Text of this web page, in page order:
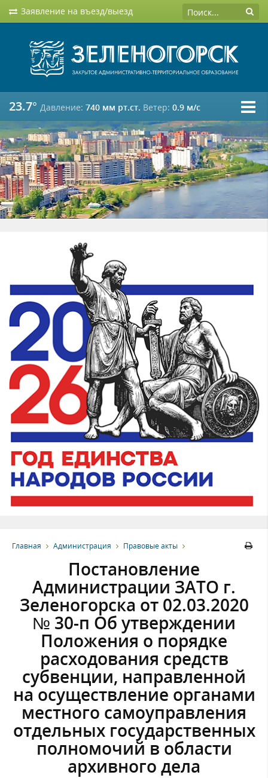
Заявление на въезд/выезд
23.7° Давление: 740 мм рт.ст. Ветер: 0.9 м/c
Главная Администрация Правовые акты
Постановление
Администрации ЗАТО г.
Зеленогорска от 02.03.2020
№ 30-п Об утверждении
Положения о порядке
расходования средств
субвенции, направленной
на осуществление органами
местного самоуправления
отдельных государственных
полномочий в области
архивного дела